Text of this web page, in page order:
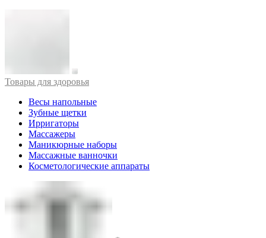
Товары для здоровья
Весы напольные
Зубные щетки
Ирригаторы
Массажеры
Маникюрные наборы
Массажные ванночки
Косметологические аппараты